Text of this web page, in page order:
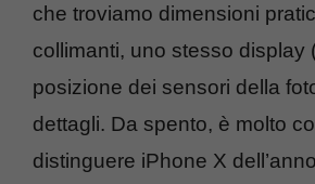
che troviamo dimensioni
collimanti, uno stesso display
posizione dei sensori della
dettagli. Da spento, è molto
distinguere iPhone X